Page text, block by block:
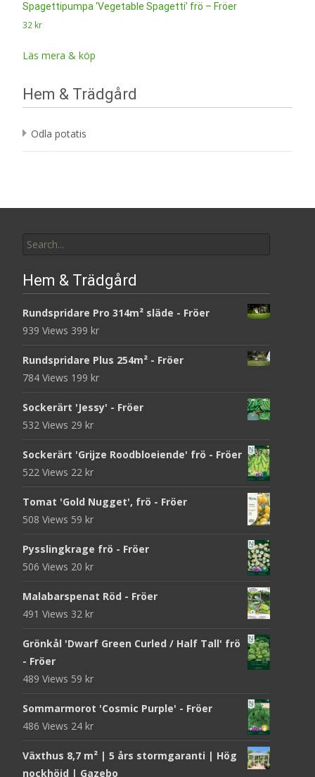
Spagettipumpa ‘Vegetable Spagetti’ frö – Fröer
32 kr
Läs mera & köp
Hem & Trädgård
Odla potatis
for:
Hem & Trädgård
Rundspridare Pro 314m² släde - Fröer
939 Views 399 kr
Rundspridare Plus 254m² - Fröer
784 Views 199 kr
Sockerärt 'Jessy' - Fröer
532 Views 29 kr
Sockerärt 'Grijze Roodbloeiende' frö - Fröer
522 Views 22 kr
Tomat 'Gold Nugget', frö - Fröer
508 Views 59 kr
Pysslingkrage frö - Fröer
506 Views 20 kr
Malabarspenat Röd - Fröer
491 Views 32 kr
Grönkål 'Dwarf Green Curled / Half Tall' frö
- Fröer
489 Views 59 kr
Sommarmorot 'Cosmic Purple' - Fröer
486 Views 24 kr
Växthus 8,7 m² | 5 års stormgaranti | Hög
nockhöjd | Gazebo